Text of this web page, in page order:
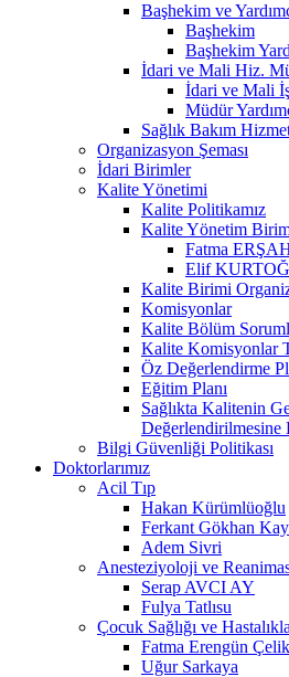
Başhekim ve
Başhekim
Başhekim
İdari ve Mali Hiz.
İdari ve Mali
Müdür
Sağlık Bakım
Organizasyon Şeması
İdari Birimler
Kalite Yönetimi
Kalite Politikamız
Kalite Yönetim
Fatma
Elif
Kalite Birimi
Komisyonlar
Kalite Bölüm
Kalite Komisyonlar
Öz Değerlendirme
Eğitim Planı
Sağlıkta Kalitenin
Bilgi Güvenliği Politikası
Doktorlarımız
Acil Tıp
Hakan Kürümlüoğlu
Ferkant Gökhan
Adem Sivri
Anesteziyoloji ve
Serap AVCI AY
Fulya Tatlısu
Çocuk Sağlığı ve
Fatma Erengün
Uğur Sarkaya